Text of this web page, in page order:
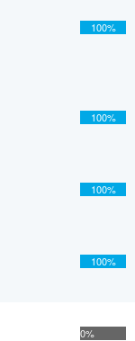
100%
100%
100%
100%
0%